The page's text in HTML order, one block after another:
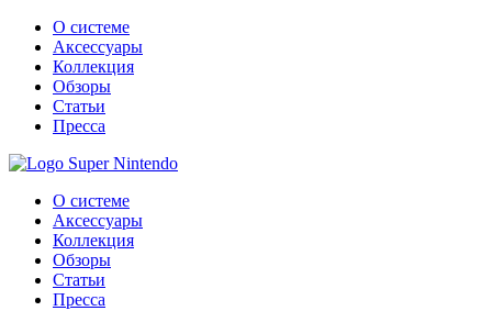
О системе
Аксессуары
Коллекция
Обзоры
Статьи
Пресса
О системе
Аксессуары
Коллекция
Обзоры
Статьи
Пресса